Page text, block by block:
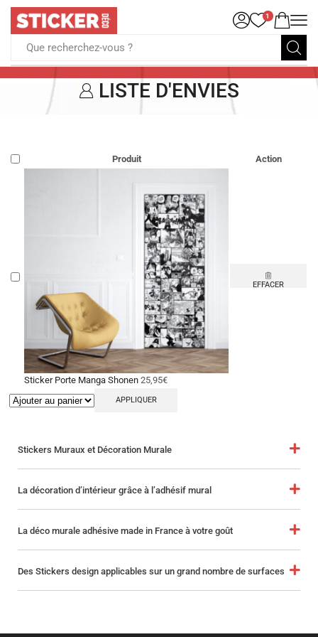
Que recherchez-vous ?
1
LISTE D'ENVIES
Produit Action
Sticker Porte Manga Shonen 25,95€
EFFACER
APPLIQUER
Stickers Muraux et Décoration Murale
La décoration d’intérieur grâce à l’adhésif mural
La déco murale adhésive made in France à votre goût
Des Stickers design applicables sur un grand nombre de surfaces